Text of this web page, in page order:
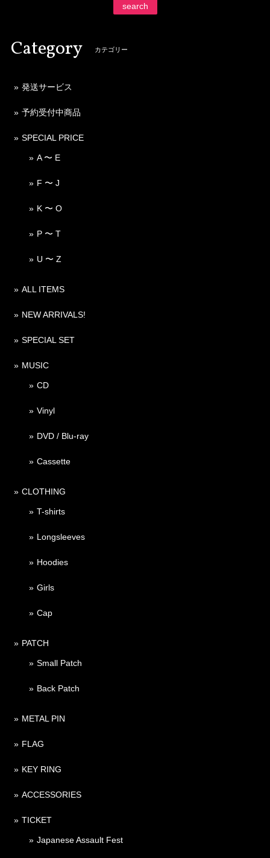
search
Category カテゴリー
発送サービス
予約受付中商品
SPECIAL PRICE
A 〜 E
F 〜 J
K 〜 O
P 〜 T
U 〜 Z
ALL ITEMS
NEW ARRIVALS!
SPECIAL SET
MUSIC
CD
Vinyl
DVD / Blu-ray
Cassette
CLOTHING
T-shirts
Longsleeves
Hoodies
Girls
Cap
PATCH
Small Patch
Back Patch
METAL PIN
FLAG
KEY RING
ACCESSORIES
TICKET
Japanese Assault Fest